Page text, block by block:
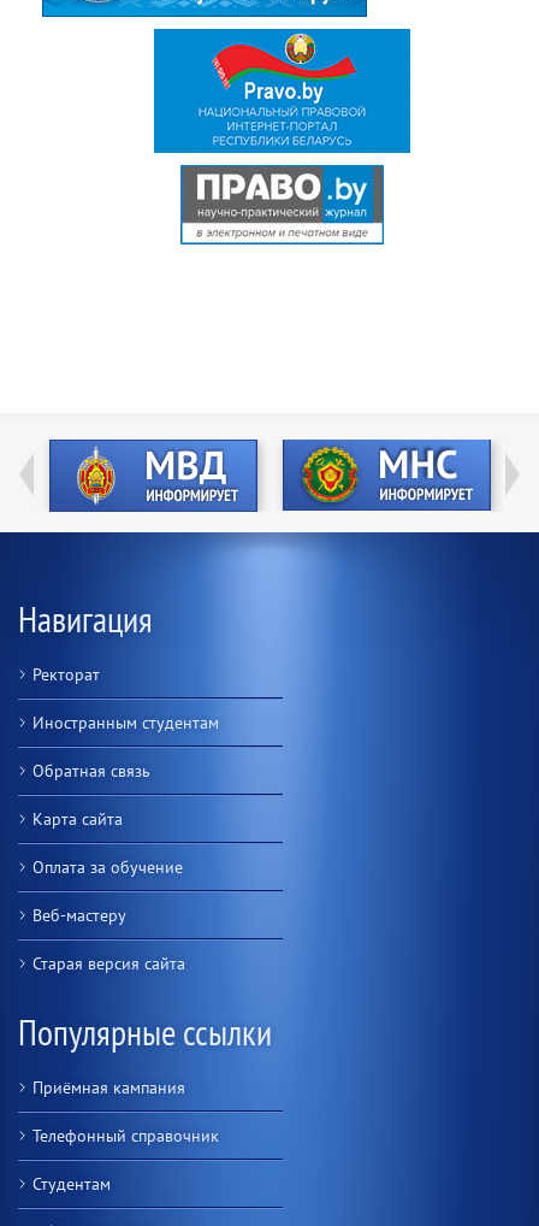
Навигация
Ректорат
Иностранным студентам
Обратная связь
Карта сайта
Оплата за обучение
Веб-мастеру
Старая версия сайта
Популярные ссылки
Приёмная кампания
Телефонный справочник
Студентам